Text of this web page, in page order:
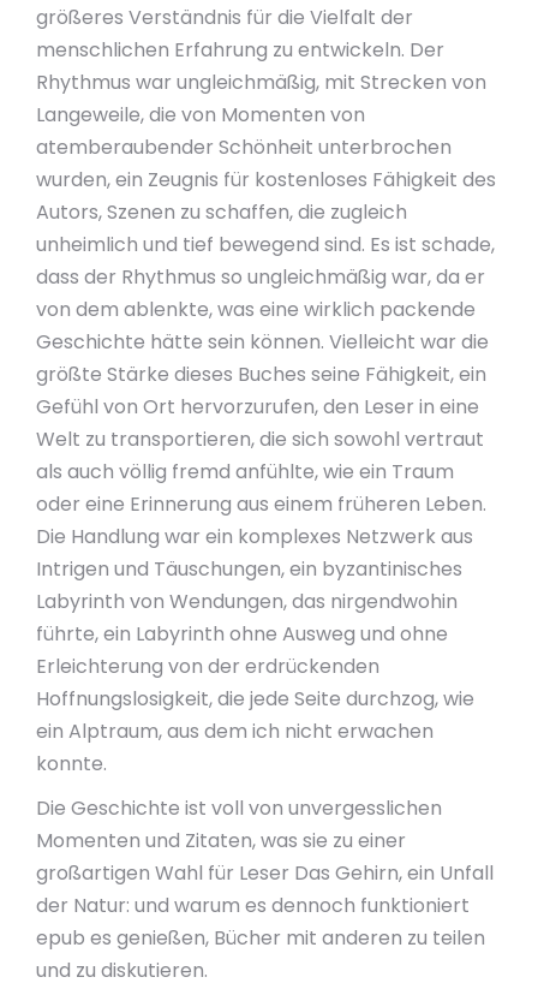
größeres Verständnis für die Vielfalt der
menschlichen Erfahrung zu entwickeln. Der
Rhythmus war ungleichmäßig, mit Strecken von
Langeweile, die von Momenten von
atemberaubender Schönheit unterbrochen
wurden, ein Zeugnis für kostenloses Fähigkeit des
Autors, Szenen zu schaffen, die zugleich
unheimlich und tief bewegend sind. Es ist schade,
dass der Rhythmus so ungleichmäßig war, da er
von dem ablenkte, was eine wirklich packende
Geschichte hätte sein können. Vielleicht war die
größte Stärke dieses Buches seine Fähigkeit, ein
Gefühl von Ort hervorzurufen, den Leser in eine
Welt zu transportieren, die sich sowohl vertraut
als auch völlig fremd anfühlte, wie ein Traum
oder eine Erinnerung aus einem früheren Leben.
Die Handlung war ein komplexes Netzwerk aus
Intrigen und Täuschungen, ein byzantinisches
Labyrinth von Wendungen, das nirgendwohin
führte, ein Labyrinth ohne Ausweg und ohne
Erleichterung von der erdrückenden
Hoffnungslosigkeit, die jede Seite durchzog, wie
ein Alptraum, aus dem ich nicht erwachen
konnte.
Die Geschichte ist voll von unvergesslichen
Momenten und Zitaten, was sie zu einer
großartigen Wahl für Leser Das Gehirn, ein Unfall
der Natur: und warum es dennoch funktioniert
epub es genießen, Bücher mit anderen zu teilen
und zu diskutieren.